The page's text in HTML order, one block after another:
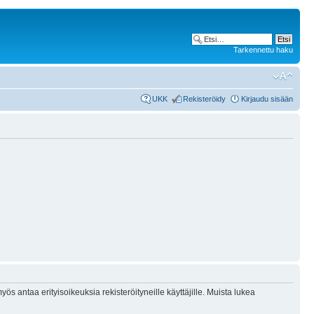
Tarkennettu haku
UKK Rekisteröidy Kirjaudu sisään
antaa erityisoikeuksia rekisteröityneille käyttäjille. Muista lukea